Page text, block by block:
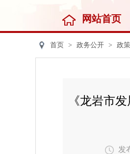
网站首页
首页 > 政务公开 > 政
《龙岩市
发